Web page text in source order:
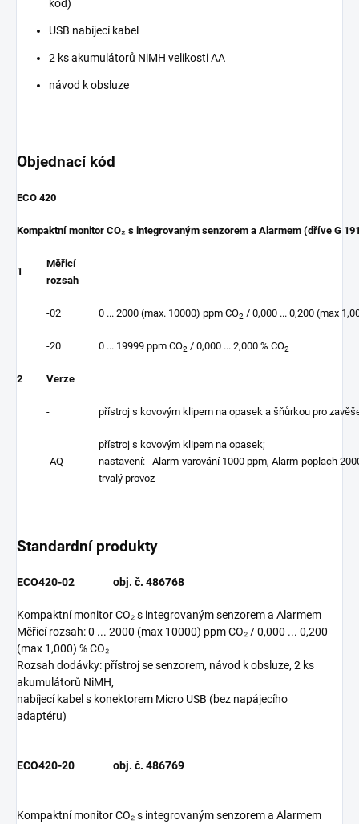
kód)
USB nabíjecí kabel
2 ks akumulátorů NiMH velikosti AA
návod k obsluze
Objednací kód
ECO 420
Kompaktní monitor CO₂ s integrovaným senzorem a Alarmem (dříve G
1
Měřicí
rozsah
-02 0 ... 2000 (max. 10000) ppm CO2 / 0,000 ... 0,200 (max
-20 0 ... 19999 ppm CO2 / 0,000 ... 2,000 % CO2
2 Verze
- přístroj s kovovým klipem na opasek a šňůrkou pro
-AQ
přístroj s kovovým klipem na opasek;
nastavení: Alarm-varování 1000 ppm, Alarm-poplach
trvalý provoz
Standardní produkty
ECO420-02 obj. č. 486768
Kompaktní monitor CO₂ s integrovaným senzorem a Alarmem
Měřicí rozsah: 0 ... 2000 (max 10000) ppm CO₂ / 0,000 ... 0,200
(max 1,000) % CO₂
Rozsah dodávky: přístroj se senzorem, návod k obsluze, 2 ks
akumulátorů NiMH,
nabíjecí kabel s konektorem Micro USB (bez napájecího
adaptéru)
ECO420-20 obj. č. 486769
Kompaktní monitor CO₂ s integrovaným senzorem a Alarmem